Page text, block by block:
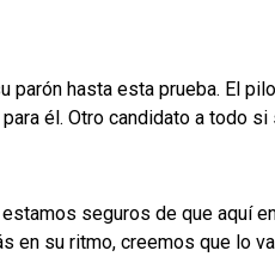
hasta esta prueba. El
él. Otro candidato a todo
seguros de que aquí
en su ritmo, creemos que lo